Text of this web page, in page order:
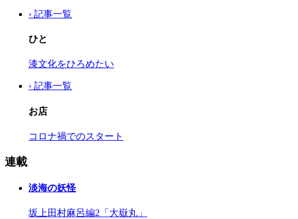
› 記事一覧
ひと
漆文化をひろめたい
› 記事一覧
お店
コロナ禍でのスタート
連載
淡海の妖怪
坂上田村麻呂編2「大嶽丸」